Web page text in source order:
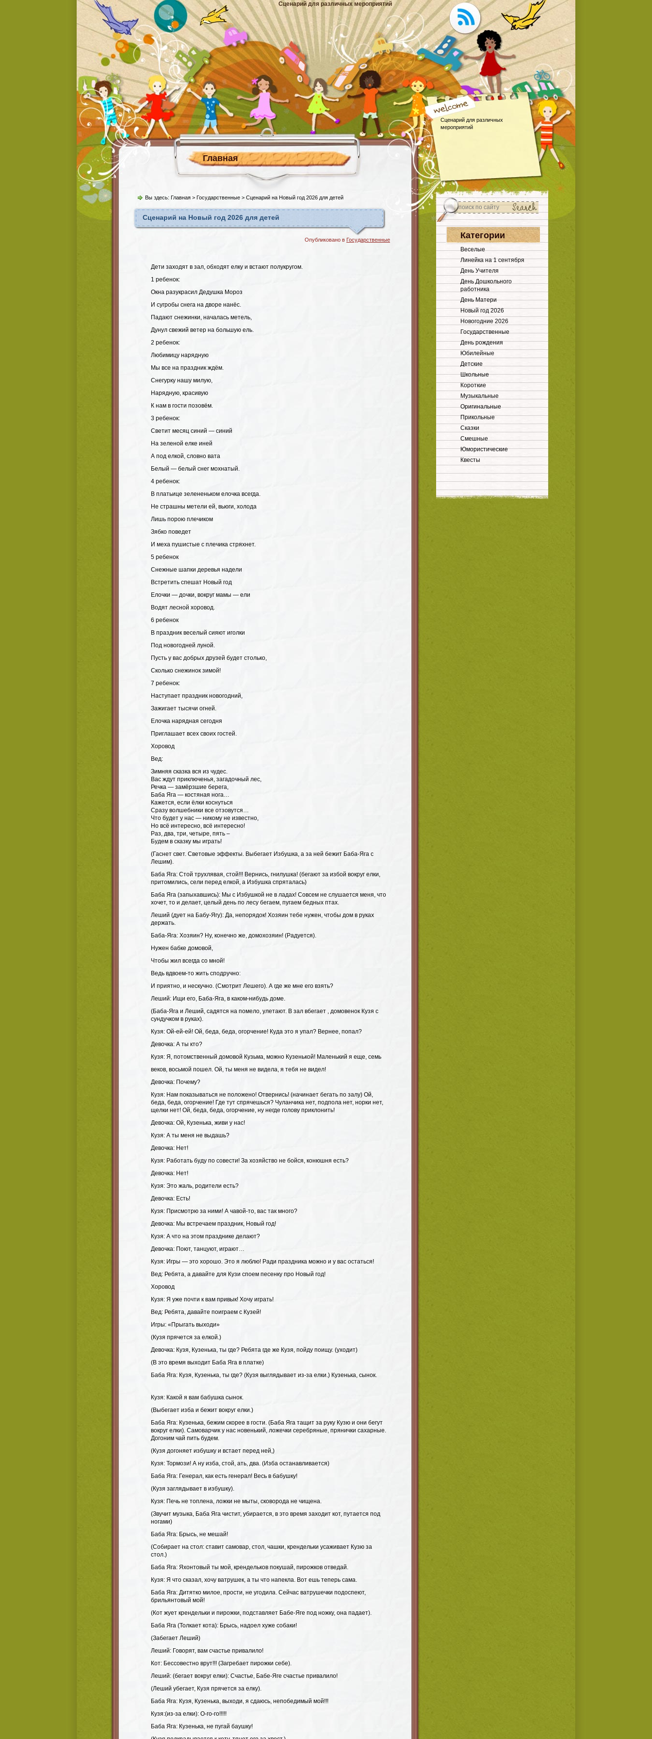
Сценарий для различных мероприятий
Главная
Сценарий для различных
мероприятий
Вы здесь: Главная > Государственные > Сценарий на Новый год 2026 для детей
Сценарий на Новый год 2026 для детей
Опубликовано в Государственные
Дети заходят в зал, обходят елку и встают полукругом.
1 ребенок:
Окна разукрасил Дедушка Мороз
И сугробы снега на дворе нанёс.
Падают снежинки, началась метель,
Дунул свежий ветер на большую ель.
2 ребенок:
Любимицу нарядную
Мы все на праздник ждём.
Снегурку нашу милую,
Нарядную, красивую
К нам в гости позовём.
3 ребенок:
Светит месяц синий — синий
На зеленой елке иней
А под елкой, словно вата
Белый — белый снег мохнатый.
4 ребенок:
В платьице зелененьком елочка всегда.
Не страшны метели ей, вьюги, холода
Лишь порою плечиком
Зябко поведет
И меха пушистые с плечика стряхнет.
5 ребенок
Снежные шапки деревья надели
Встретить спешат Новый год
Елочки — дочки, вокруг мамы — ели
Водят лесной хоровод.
6 ребенок
В праздник веселый сияют иголки
Под новогодней луной.
Пусть у вас добрых друзей будет столько,
Сколько снежинок зимой!
7 ребенок:
Наступает праздник новогодний,
Зажигает тысячи огней.
Елочка нарядная сегодня
Приглашает всех своих гостей.
Хоровод
Вед:
Зимняя сказка вся из чудес.
Вас ждут приключенья, загадочный лес,
Речка — замёрзшие берега,
Баба Яга — костяная нога…
Кажется, если ёлки коснуться
Сразу волшебники все отзовутся…
Что будет у нас — никому не известно,
Но всё интересно, всё интересно!
Раз, два, три, четыре, пять –
Будем в сказку мы играть!
(Гаснет свет. Световые эффекты. Выбегает Избушка, а за ней бежит Баба-Яга с
Лешим).
Баба Яга: Стой трухлявая, стой!!! Вернись, гнилушка! (бегают за избой вокруг елки,
притомились, сели перед елкой, а Избушка спряталась)
Баба Яга (запыхавшись): Мы с Избушкой не в ладах! Совсем не слушается меня, что
хочет, то и делает, целый день по лесу бегаем, пугаем бедных птах.
Леший (дует на Бабу-Ягу): Да, непорядок! Хозяин тебе нужен, чтобы дом в руках
держать.
Баба-Яга: Хозяин? Ну, конечно же, домохозяин! (Радуется).
Нужен бабке домовой,
Чтобы жил всегда со мной!
Ведь вдвоем-то жить сподручно:
И приятно, и нескучно. (Смотрит Лешего). А где же мне его взять?
Леший: Ищи его, Баба-Яга, в каком-нибудь доме.
(Баба-Яга и Леший, садятся на помело, улетают. В зал вбегает , домовенок Кузя с
сундучком в руках).
Кузя: Ой-ей-ей! Ой, беда, беда, огорчение! Куда это я упал? Вернее, попал?
Девочка: А ты кто?
Кузя: Я, потомственный домовой Кузьма, можно Кузенькой! Маленький я еще, семь
веков, восьмой пошел. Ой, ты меня не видела, я тебя не видел!
Девочка: Почему?
Кузя: Нам показываться не положено! Отвернись! (начинает бегать по залу) Ой,
беда, беда, огорчение! Где тут спрячешься? Чуланчика нет, подпола нет, норки нет,
щелки нет! Ой, беда, беда, огорчение, ну негде голову приклонить!
Девочка: Ой, Кузенька, живи у нас!
Кузя: А ты меня не выдашь?
Девочка: Нет!
Кузя: Работать буду по совести! За хозяйство не бойся, конюшня есть?
Девочка: Нет!
Кузя: Это жаль, родители есть?
Девочка: Есть!
Кузя: Присмотрю за ними! А чавой-то, вас так много?
Девочка: Мы встречаем праздник, Новый год!
Кузя: А что на этом празднике делают?
Девочка: Поют, танцуют, играют…
Кузя: Игры — это хорошо. Это я люблю! Ради праздника можно и у вас остаться!
Вед: Ребята, а давайте для Кузи споем песенку про Новый год!
Хоровод
Кузя: Я уже почти к вам привык! Хочу играть!
Вед: Ребята, давайте поиграем с Кузей!
Игры: «Прыгать выходи»
(Кузя прячется за елкой.)
Девочка: Кузя, Кузенька, ты где? Ребята где же Кузя, пойду поищу. (уходит)
(В это время выходит Баба Яга в платке)
Баба Яга: Кузя, Кузенька, ты где? (Кузя выглядывает из-за елки.) Кузенька, сынок.
Кузя: Какой я вам бабушка сынок.
(Выбегает изба и бежит вокруг елки.)
Баба Яга: Кузенька, бежим скорее в гости. (Баба Яга тащит за руку Кузю и они бегут
вокруг елки). Самоварчик у нас новенький, ложечки серебряные, прянички сахарные.
Догоним чай пить будем.
(Кузя догоняет избушку и встает перед ней,)
Кузя: Тормози! А ну изба, стой, ать, два. (Изба останавливается)
Баба Яга: Генерал, как есть генерал! Весь в бабушку!
(Кузя заглядывает в избушку).
Кузя: Печь не топлена, ложки не мыты, сковорода не чищена.
(Звучит музыка, Баба Яга чистит, убирается, в это время заходит кот, путается под
ногами)
Баба Яга: Брысь, не мешай!
(Собирает на стол: ставит самовар, стол, чашки, крендельки усаживает Кузю за
стол.)
Баба Яга: Яхонтовый ты мой, крендельков покушай, пирожков отведай.
Кузя: Я что сказал, хочу ватрушек, а ты что напекла. Вот ешь теперь сама.
Баба Яга: Дитятко милое, прости, не угодила. Сейчас ватрушечки подоспеют,
брильянтовый мой!
(Кот жует крендельки и пирожки, подставляет Бабе-Яге под ножку, она падает).
Баба Яга (Толкает кота): Брысь, надоел хуже собаки!
(Забегает Леший)
Леший: Говорят, вам счастье привалило!
Кот: Бессовестно врут!!! (Загребает пирожки себе).
Леший: (бегает вокруг елки): Счастье, Бабе-Яге счастье привалило!
(Леший убегает, Кузя прячется за елку).
Баба Яга: Кузя, Кузенька, выходи, я сдаюсь, непобедимый мой!!!
Кузя:(из-за елки): О-го-го!!!!!
Баба Яга: Кузенька, не пугай баушку!
Категории
Веселые
Линейка на 1 сентября
День Учителя
День Дошкольного
работника
День Матери
Новый год 2026
Новогодние 2026
Государственные
День рождения
Юбилейные
Детские
Школьные
Короткие
Музыкальные
Оригинальные
Прикольные
Сказки
Смешные
Юмористические
Квесты